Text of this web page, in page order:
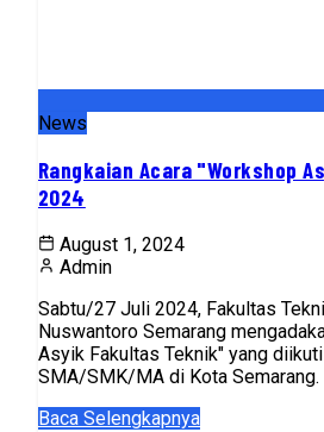
News
Rangkaian Acara "Workshop
2024
August 1, 2024
Admin
Sabtu/27 Juli 2024, Fakultas
Nuswantoro Semarang
Asyik Fakultas Teknik" yang
SMA/SMK/MA di Kota Semarang.
Baca Selengkapnya